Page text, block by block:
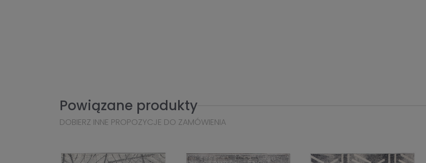
Powiązane produkty
DOBIERZ INNE PROPOZYCJE DO ZAMÓWIENIA